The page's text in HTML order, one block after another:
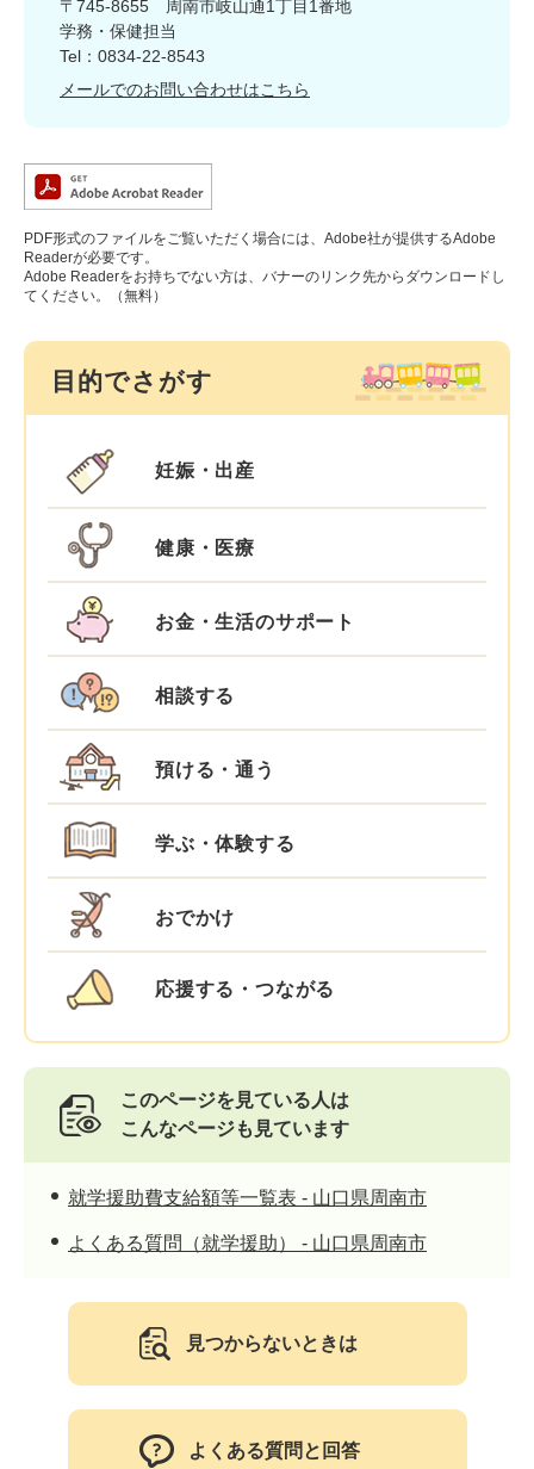
〒745-8655
周南市岐山通1丁目1番地
学務・保健担当
Tel：0834-22-8543
メールでのお問い合わせはこちら
PDF形式のファイルをご覧いただく場合には、Adobe社が提供するAdobe
Readerが必要です。
Adobe Readerをお持ちでない方は、バナーのリンク先からダウンロードし
てください。（無料）
目的でさがす
妊娠・出産
健康・医療
お金・生活のサポート
相談する
預ける・通う
学ぶ・体験する
おでかけ
応援する・つながる
このページを見ている人は
こんなページも見ています
就学援助費支給額等一覧表 - 山口県周南市
よくある質問（就学援助） - 山口県周南市
見つからないときは
よくある質問と回答